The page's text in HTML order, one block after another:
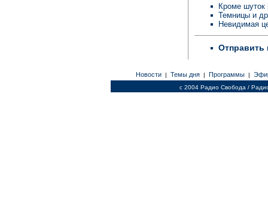
Кроме шуток
Темницы и
Невидимая
Отправить
Новости | Темы дня | Программы |
c 2004 Радио Свобода /